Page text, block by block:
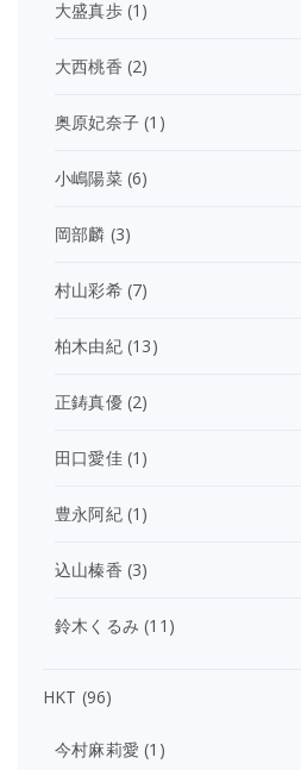
大盛真歩(1)
大西桃香 (2)
奥原妃奈子 (1)
小嶋陽菜(6)
岡部麟 (3)
村山彩希(7)
柏木由紀(13)
正鋳真優(2)
田口愛佳(1)
豊永阿紀(1)
込山榛香 (3)
鈴木くるみ (11)
HKT (96)
今村麻莉愛 (1)